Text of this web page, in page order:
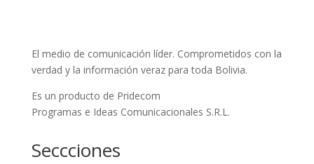
El medio de comunicación líder. Comprometidos con la
verdad y la información veraz para toda Bolivia.
Es un producto de Pridecom
Programas e Ideas Comunicacionales S.R.L.
Seccciones